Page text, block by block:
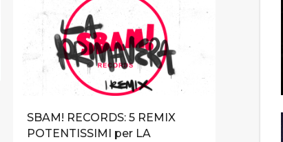
SBAM! RECORDS: 5 REMIX
POTENTISSIMI per LA